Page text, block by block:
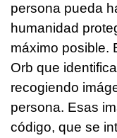
persona pueda
humanidad
máximo posible.
Orb que
recogiendo
persona. Esas
código, que se